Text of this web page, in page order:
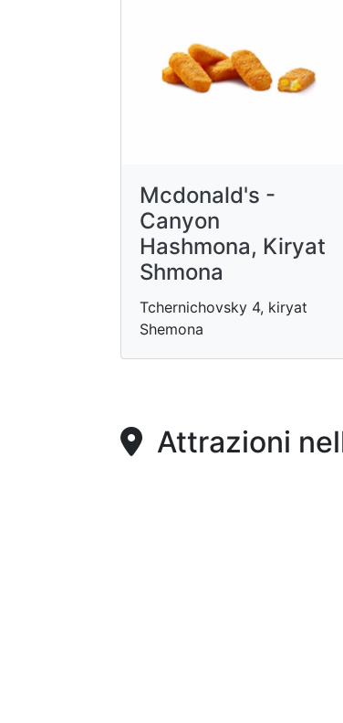
Mcdonald's -
Canyon
Hashmona, Kiryat
Shmona
Tchernichovsky 4, kiryat
Shemona
Attrazioni